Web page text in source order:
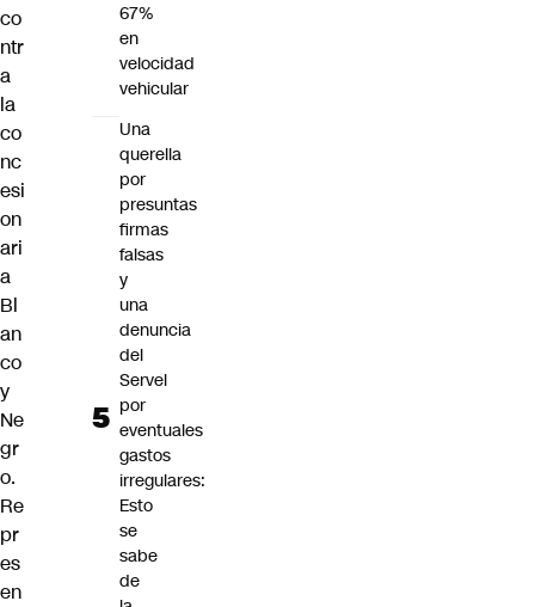
co
ntr
a
la
co
nc
esi
on
ari
a
Bl
an
co
y
Ne
gr
o.
Re
pr
es
en
67%
en
velocidad
vehicular
Una
querella
por
presuntas
firmas
falsas
y
una
denuncia
del
Servel
por
eventuales
gastos
irregulares:
Esto
se
sabe
de